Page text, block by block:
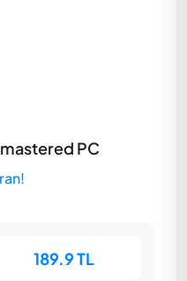
PC
189.9 TL